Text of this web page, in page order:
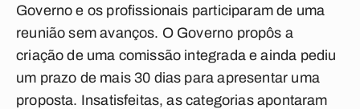
Governo e os profissionais participaram de uma
reunião sem avanços. O Governo propôs a
criação de uma comissão integrada e ainda pediu
um prazo de mais 30 dias para apresentar uma
proposta. Insatisfeitas, as categorias apontaram